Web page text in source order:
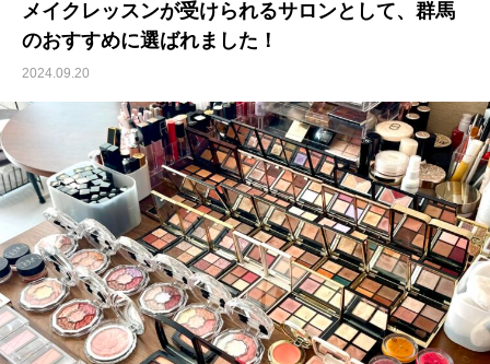
メイクレッスンが受けられるサロンとして、群馬
のおすすめに選ばれました！
2024.09.20